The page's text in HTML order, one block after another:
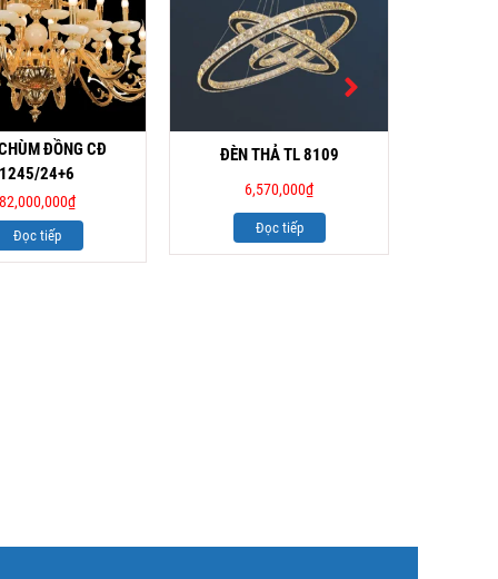
ĐỒNG CĐ
1245/24+6
₫
Đọc tiếp
ĐÈN THẢ TL 8109
6,570,000₫
Đọc tiếp